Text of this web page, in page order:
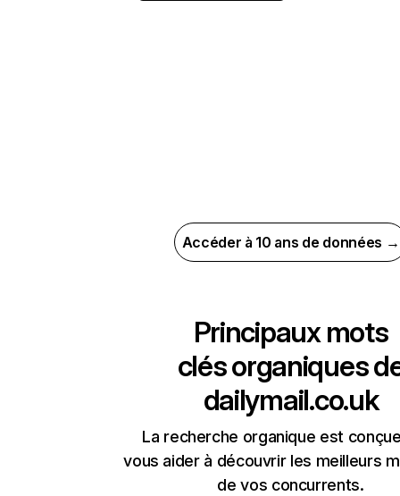
Accéder à 10 ans de données →
Principaux mots
clés organiques
dailymail.co.uk
La recherche organique est
vous aider à découvrir les meilleurs
de vos concurrents.